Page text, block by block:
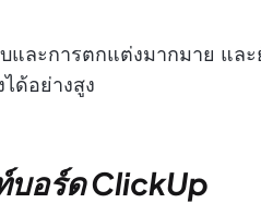
และการตกแต่งมากมาย และ
ด้อย่างสูง
บอร์ด ClickUp